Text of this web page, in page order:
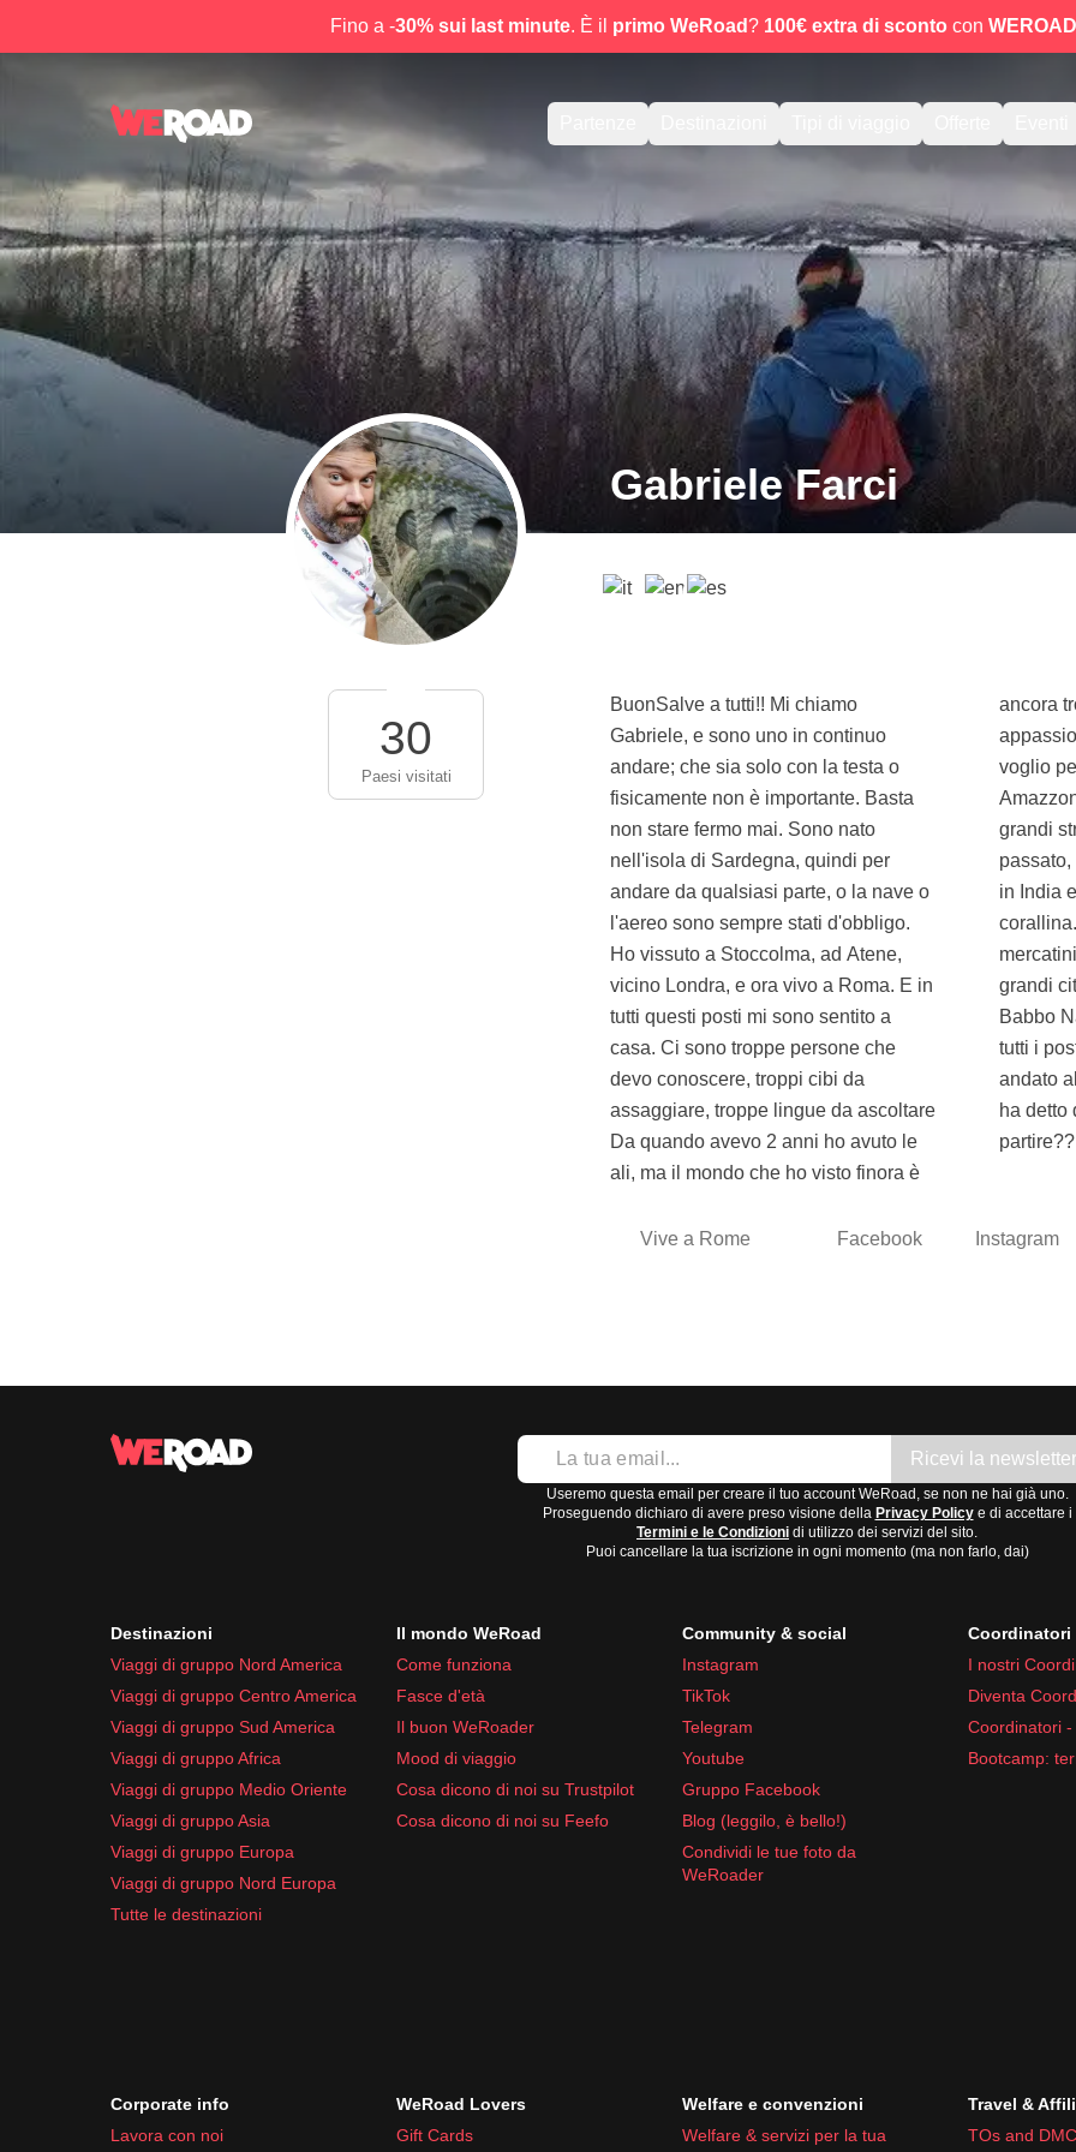
Fino a -30% sui last minute. È il primo WeRoad? 100€ extra di scontocon
Gabriele Farci
30
Paesi visitati
BuonSalve a tutti!! Mi chiamo
Gabriele, e sono uno in continuo
andare; che sia solo con la testa o
fisicamente non è importante. Basta
non stare fermo mai. Sono nato
nell'isola di Sardegna, quindi per
andare da qualsiasi parte, o la nave o
l'aereo sono sempre stati d'obbligo.
Ho vissuto a Stoccolma, ad Atene,
vicino Londra, e ora vivo a Roma. E in
tutti questi posti mi sono sentito a
casa. Ci sono troppe persone che
devo conoscere, troppi cibi da
assaggiare, troppe lingue da ascoltare
Da quando avevo 2 anni ho avuto le
ali, ma il mondo che ho visto finora è
ancora troppo poco. Da sempre sono
appassionato di archeologia e natura:
voglio percorrere il Rio delle
Amazzoni in canoa e voglio vedere le
grandi strutture megalitiche del
passato, inginocchiarmi in un Tempio
in India e nuotare nella barriera
corallina. Ma amo anche andare per
mercatini e vivere la Night Life delle
grandi città. Da bambino invidiavo
Babbo Natale, che poteva andare in
tutti i posti del mondo. Allora sono
andato al Polo Nord a conoscerlo!! Mi
ha detto di non fermarmi mai... Pronti a
partire??
Vive a Rome Facebook Instagram
Ricevi la newsletter
Useremo questa email per creare il tuo account WeRoad, se non ne hai già uno.
Proseguendo dichiaro di avere preso visione della Privacy Policye di accettare i
Termini e le Condizioni di utilizzo dei servizi del sito.
Puoi cancellare la tua iscrizione in ogni momento (ma non farlo, dai)
Destinazioni
Viaggi di gruppo Nord America
Viaggi di gruppo Centro America
Viaggi di gruppo Sud America
Viaggi di gruppo Africa
Viaggi di gruppo Medio Oriente
Viaggi di gruppo Asia
Viaggi di gruppo Europa
Viaggi di gruppo Nord Europa
Tutte le destinazioni
Il mondo WeRoad
Come funziona
Fasce d'età
Il buon WeRoader
Mood di viaggio
Cosa dicono di noi su Trustpilot
Cosa dicono di noi su Feefo
Community & social
Instagram
TikTok
Telegram
Youtube
Gruppo Facebook
Blog (leggilo, è bello!)
Condividi le tue foto da
WeRoader
Coordinatori
I nostri
Diventa
Coordinatori
Bootcamp:
Corporate info
Lavora con noi
WeRoad Lovers
Gift Cards
Welfare e convenzioni
Welfare & servizi per la tua
Travel &
TOs and